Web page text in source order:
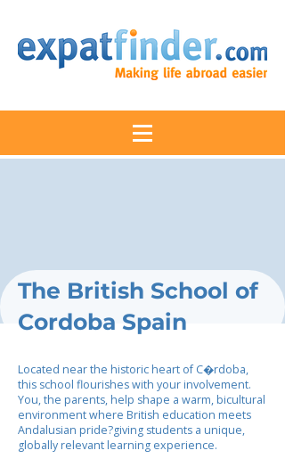
The British School of
Cordoba Spain
Located near the historic heart of C�rdoba,
this school flourishes with your involvement.
You, the parents, help shape a warm, bicultural
environment where British education meets
Andalusian pride?giving students a unique,
globally relevant learning experience.